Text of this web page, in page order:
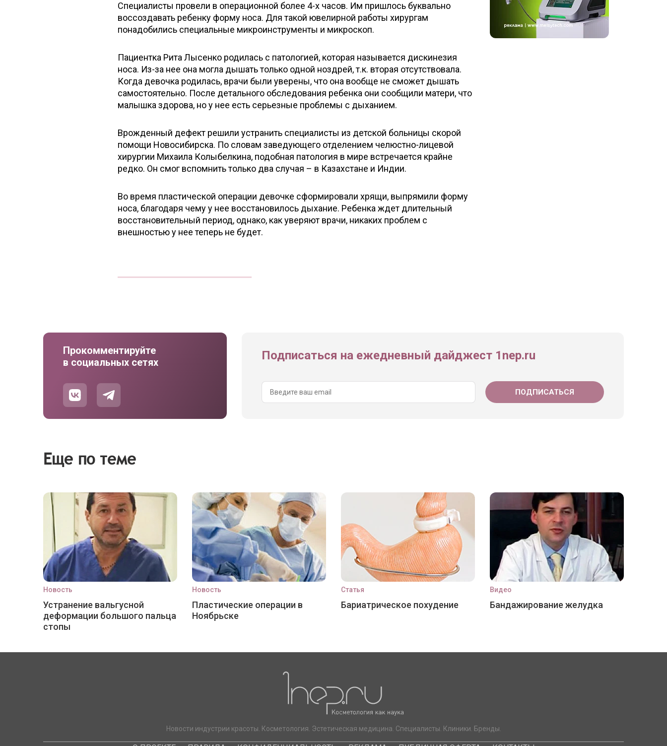
Специалисты провели в операционной более 4-х часов. Им пришлось буквально
воссоздавать ребенку форму носа. Для такой ювелирной работы хирургам
понадобились специальные микроинструменты и микроскоп.
Пациентка Рита Лысенко родилась с патологией, которая называется дискинезия
носа. Из-за нее она могла дышать только одной ноздрей, т.к. вторая отсутствовала.
Когда девочка родилась, врачи были уверены, что она вообще не сможет дышать
самостоятельно. После детального обследования ребенка они сообщили матери, что
малышка здорова, но у нее есть серьезные проблемы с дыханием.
Врожденный дефект решили устранить специалисты из детской больницы скорой
помощи Новосибирска. По словам заведующего отделением челюстно-лицевой
хирургии Михаила Колыбелкина, подобная патология в мире встречается крайне
редко. Он смог вспомнить только два случая – в Казахстане и Индии.
Во время пластической операции девочке сформировали хрящи, выпрямили форму
носа, благодаря чему у нее восстановилось дыхание. Ребенка ждет длительный
восстановительный период, однако, как уверяют врачи, никаких проблем с
внешностью у нее теперь не будет.
Прокомментируйте
в социальных сетях
Подписаться на ежедневный дайджест 1nep.ru
Еще по теме
Новость
Устранение вальгусной
деформации большого пальца
стопы
Новость
Пластические операции в
Ноябрьске
Статья
Бариатрическое похудение
Видео
Бандажирование желудка
Новости индустрии красоты. Косметология. Эстетическая медицина. Специалисты. Клиники. Бренды.